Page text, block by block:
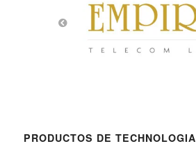
PRODUCTOS DE TECHNOLOGIA